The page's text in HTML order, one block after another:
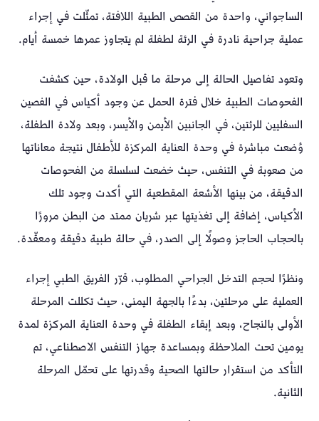
الساجواني، واحدة من القصص الطبية اللافتة، تمثّلت في إجراء
عملية جراحية نادرة في الرئة لطفلة لم يتجاوز عمرها خمسة أيام.
وتعود تفاصيل الحالة إلى مرحلة ما قبل الولادة، حين كشفت
الفحوصات الطبية خلال فترة الحمل عن وجود أكياس في الفصين
السفليين للرئتين، في الجانبين الأيمن والأيسر، وبعد ولادة الطفلة،
وُضعت مباشرة في وحدة العناية المركزة للأطفال نتيجة معاناتها
من صعوبة في التنفس، حيث خضعت لسلسلة من الفحوصات
الدقيقة، من بينها الأشعة المقطعية التي أكدت وجود تلك
الأكياس، إضافة إلى تغذيتها عبر شريان ممتد من البطن مرورًا
بالحجاب الحاجز وصولًا إلى الصدر، في حالة طبية دقيقة ومعقّدة.
ونظرًا لحجم التدخل الجراحي المطلوب، قرّر الفريق الطبي إجراء
العملية على مرحلتين، بدءًا بالجهة اليمنى، حيث تكللت المرحلة
الأولى بالنجاح، وبعد إبقاء الطفلة في وحدة العناية المركزة لمدة
يومين تحت الملاحظة وبمساعدة جهاز التنفس الاصطناعي، تم
التأكد من استقرار حالتها الصحية وقدرتها على تحمّل المرحلة
الثانية.